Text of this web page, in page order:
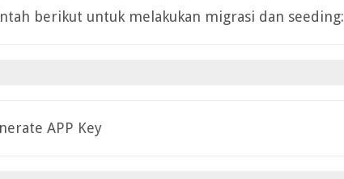
berikut untuk melakukan migrasi dan seeding:
APP Key